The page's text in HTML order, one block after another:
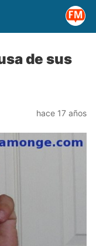
de sus
hace 17 años